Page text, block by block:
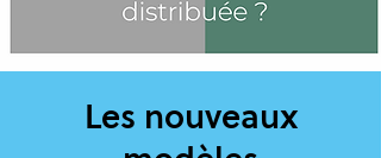
Les nouveaux